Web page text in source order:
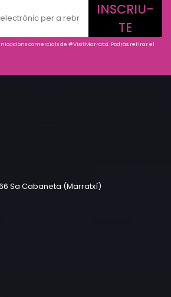
INSCRIU-
TE
comercials de #VisitMarratxí. Podràs retirar el
Sa Cabaneta (Marratxí)